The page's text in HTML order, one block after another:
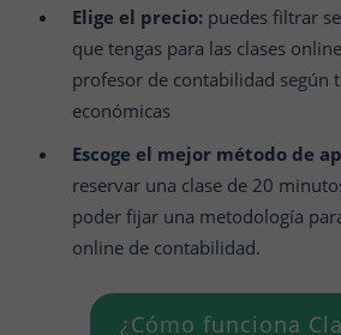
Elige el precio: puedes filtrar
que tengas para las clases
profesor de contabilidad según
económicas
Escoge el mejor método de
reservar una clase de 20
poder fijar una metodología
online de contabilidad.
¿Cómo funciona